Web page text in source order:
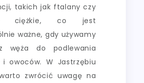
takich jak ftalany czy
ciężkie, co jest
ważne, gdy używamy
węża do podlewania
i owoców. W Jastrzębiu
zwrócić uwagę na